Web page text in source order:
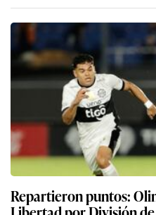
Repartieron puntos: